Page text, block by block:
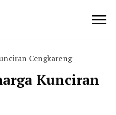
Cengkareng
Kunciran